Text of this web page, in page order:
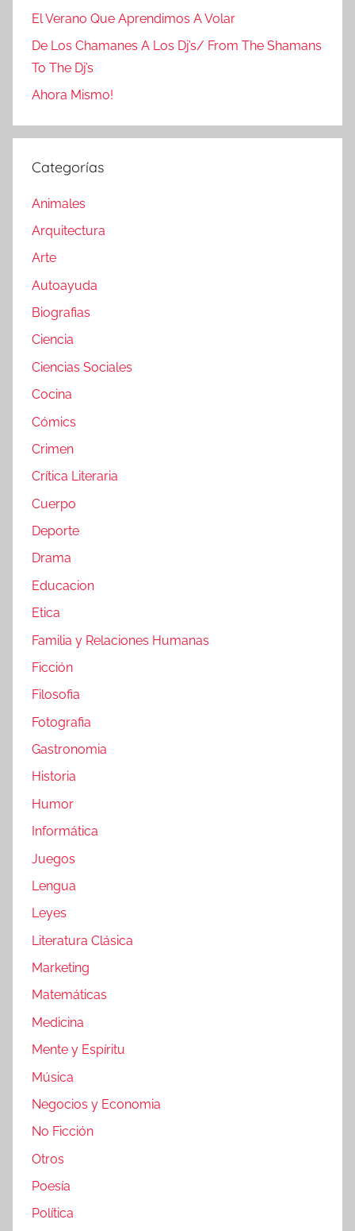
El Verano Que Aprendimos A Volar
De Los Chamanes A Los Dj’s/ From The Shamans
To The Dj’s
Ahora Mismo!
Categorías
Animales
Arquitectura
Arte
Autoayuda
Biografias
Ciencia
Ciencias Sociales
Cocina
Cómics
Crimen
Crítica Literaria
Cuerpo
Deporte
Drama
Educacion
Etica
Familia y Relaciones Humanas
Ficción
Filosofia
Fotografia
Gastronomia
Historia
Humor
Informática
Juegos
Lengua
Leyes
Literatura Clásica
Marketing
Matemáticas
Medicina
Mente y Espíritu
Música
Negocios y Economia
No Ficción
Otros
Poesía
Política